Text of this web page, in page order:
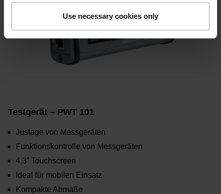
Use necessary cookies only
Testgerät – PWT 101
Justage von Messgeräten
Funktionskontrolle von Messgeräten
4,3” Touchscreen
Ideal für mobilen Einsatz
Kompakte Abmaße